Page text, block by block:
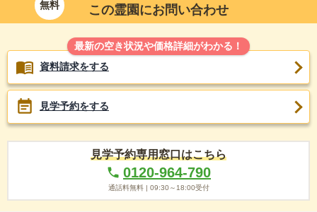
交通利便性 4.0
自家用車でも電車でも行けてとても便利です。ただ、電車で行
った場合、階段を上らなければならないため大変です。
設備・環境
5.0
5.0
周辺環境はとてもきれいです。常に清掃されていて雑草なども
きれいに取り除かれていますのでいつも気持ちよくお墓参りで
無料 この霊園にお問い合わせ
最新の空き状況や価格詳細がわかる！
資料請求をする
見学予約をする
見学予約専用窓口はこちら
0120-964-790
通話料無料 | 09:30～18:00受付